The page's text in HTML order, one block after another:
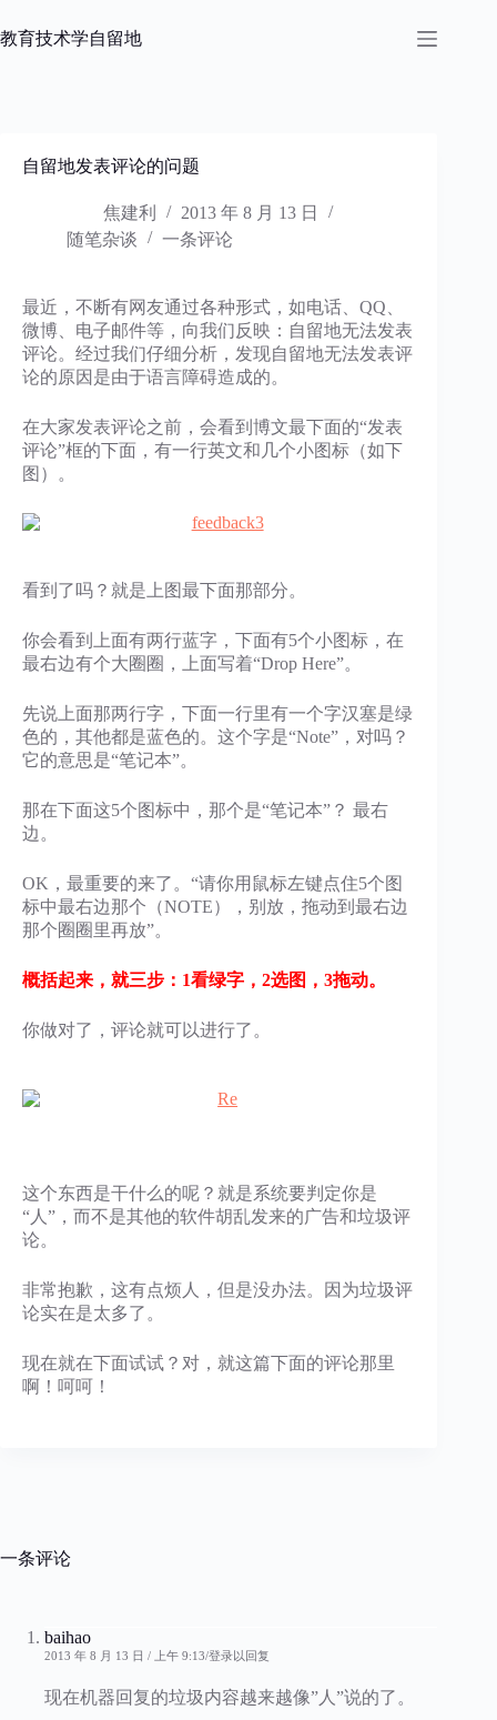
过
教育技术学自留地
自留地发表评论的问题
焦建利
2013 年 8 月 13 日
随笔杂谈
一条评论
最近，不断有网友通过各种形式，如电话、QQ、
微博、电子邮件等，向我们反映：自留地无法发表
评论。经过我们仔细分析，发现自留地无法发表评
论的原因是由于语言障碍造成的。
在大家发表评论之前，会看到博文最下面的“发表
评论”框的下面，有一行英文和几个小图标（如下
图）。
看到了吗？就是上图最下面那部分。
你会看到上面有两行蓝字，下面有5个小图标，在
最右边有个大圈圈，上面写着“Drop Here”。
先说上面那两行字，下面一行里有一个字汉塞是绿
色的，其他都是蓝色的。这个字是“Note”，对吗？
它的意思是“笔记本”。
那在下面这5个图标中，那个是“笔记本”？ 最右
边。
OK，最重要的来了。“请你用鼠标左键点住5个图
标中最右边那个（NOTE），别放，拖动到最右边
那个圈圈里再放”。
概括起来，就三步：1看绿字，2选图，3拖动。
你做对了，评论就可以进行了。
这个东西是干什么的呢？就是系统要判定你是
“人”，而不是其他的软件胡乱发来的广告和垃圾评
论。
非常抱歉，这有点烦人，但是没办法。因为垃圾评
论实在是太多了。
现在就在下面试试？对，就这篇下面的评论那里
啊！呵呵！
一条评论
baihao
2013 年 8 月 13 日 / 上午 9:13 登录以回复
现在机器回复的垃圾内容越来越像”人”说的了。